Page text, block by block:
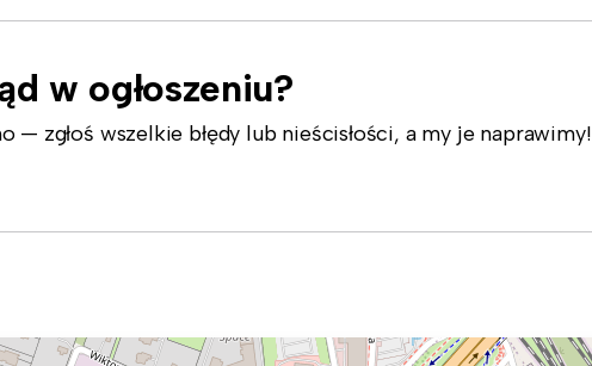
w ogłoszeniu?
— zgłoś wszelkie błędy lub nieścisłości, a my je naprawimy!